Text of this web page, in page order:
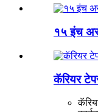
१५ इंच
कॅरियर